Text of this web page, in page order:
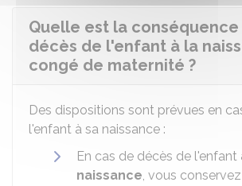
Quelle est la conséquence
décès de l'enfant à la
congé de maternité ?
Des dispositions sont prévues en
l'enfant à sa naissance :
En cas de décès de l'enfant
naissance, vous